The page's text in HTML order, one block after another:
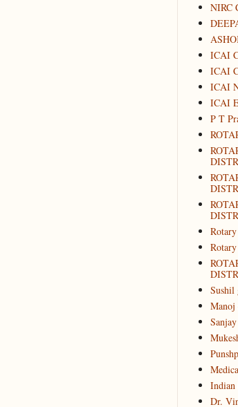
NIRC
ICAI
ICAI
ICAI
ICAI
P T
Sushil
Manoj
Indian
Dr.